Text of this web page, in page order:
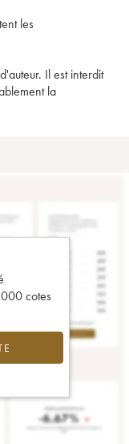
les
Il est interdit
la
cotes